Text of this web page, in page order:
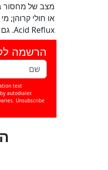
או חולי קרוהן;
Acid Reflux. גם אנשים עם אנמיה חמורה, רגישים למחסור בוויטמין.
הרשמה
text
autodialer.
Unsubscribe